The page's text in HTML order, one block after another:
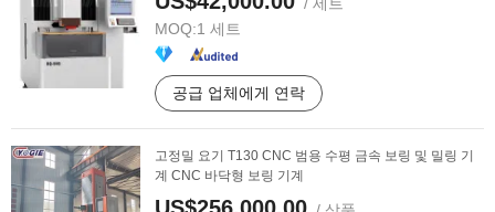
MOQ:1 세트
공급 업체에게 연락
고정밀 요기 T130 CNC 범용 수평 금속 보링 및 밀링 기
계 CNC 바닥형 보링 기계